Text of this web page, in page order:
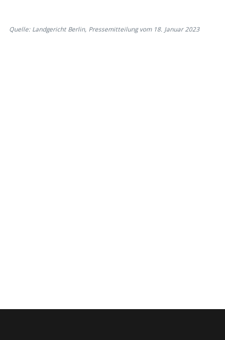
Quelle: Landgericht Berlin, Pressemitteilung vom 18. Januar 2023